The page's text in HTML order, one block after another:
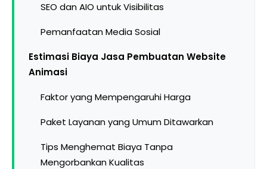
SEO dan AIO untuk Visibilitas
Pemanfaatan Media Sosial
Estimasi Biaya Jasa Pembuatan Website
Animasi
Faktor yang Mempengaruhi Harga
Paket Layanan yang Umum Ditawarkan
Tips Menghemat Biaya Tanpa
Mengorbankan Kualitas